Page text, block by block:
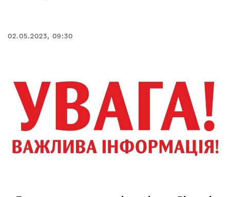
02.05.2023, 09:30